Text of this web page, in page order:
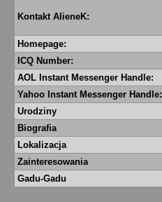
Kontakt AlieneK:
Homepage:
ICQ Number:
AOL Instant Messenger Handle:
Yahoo Instant Messenger Handle:
Urodziny
Biografia
Lokalizacja
Zainteresowania
Gadu-Gadu